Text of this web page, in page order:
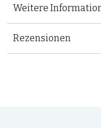
Weitere
Rezensionen